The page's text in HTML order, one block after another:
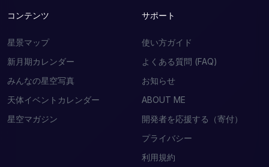
コンテンツ
星景マップ
新月期カレンダー
みんなの星空写真
天体イベントカレンダー
星空マガジン
サポート
使い方ガイド
よくある質問 (FAQ)
お知らせ
ABOUT ME
開発者を応援する（寄付）
プライバシー
利用規約